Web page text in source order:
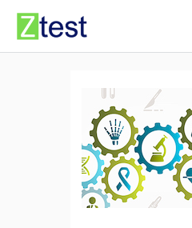
Skip
content